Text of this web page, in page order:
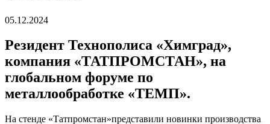
05.12.2024
Резидент Технополиса «Химград»,
компания «ТАТПРОМСТАН», на
глобальном форуме по
металлообработке «ТЕМП».
На стенде «Татпромстан»представили новинки производства